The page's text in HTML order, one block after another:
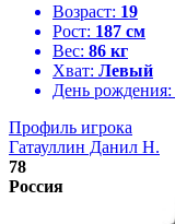
Возраст: 19
Рост: 187 см
Вес: 86 кг
Хват: Левый
День рождения:
Профиль игрока
Гатауллин Данил Н.
78
Россия